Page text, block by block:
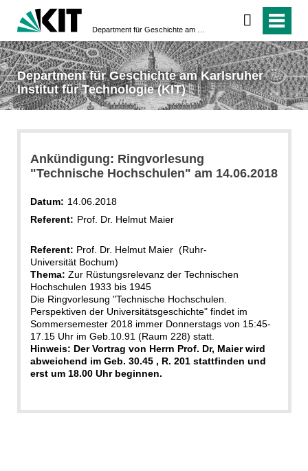
Department für Geschichte am Karlsruher
Institut für Technologie (KIT)
Ankündigung: Ringvorlesung
"Technische Hochschulen" am 14.06.2018
Datum: 14.06.2018
Referent: Prof. Dr. Helmut Maier
Referent: Prof. Dr. Helmut Maier (Ruhr-
Universität Bochum)
Thema: Zur Rüstungsrelevanz der Technischen
Hochschulen 1933 bis 1945
Die Ringvorlesung "Technische Hochschulen.
Perspektiven der Universitätsgeschichte" findet im
Sommersemester 2018 immer Donnerstags von 15:45-
17.15 Uhr im Geb.10.91 (Raum 228) statt.
Hinweis: Der Vortrag von Herrn Prof. Dr, Maier wird
abweichend im Geb. 30.45 , R. 201 stattfinden und
erst um 18.00 Uhr beginnen.